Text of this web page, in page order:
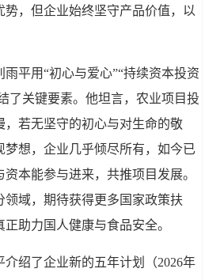
，但企业始终坚守产品价值，以
平用“初心与爱心”“持续资本投资
了关键要素。他坦言，农业项目投
，若无坚守的初心与对生命的敬
梦想，企业几乎倾尽所有，如今已
本能参与进来，共推项目发展。
领域，期待获得更多国家政策扶
助力国人健康与食品安全。
绍了企业新的五年计划（2026年